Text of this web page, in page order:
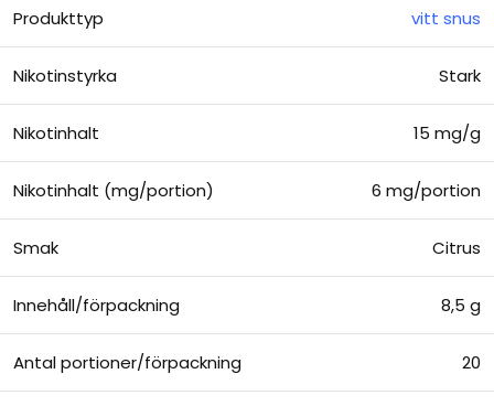
Produkttyp vitt snus
Nikotinstyrka Stark
Nikotinhalt 15 mg/g
Nikotinhalt (mg/portion) 6 mg/portion
Smak Citrus
Innehåll/förpackning 8,5 g
Antal portioner/förpackning 20